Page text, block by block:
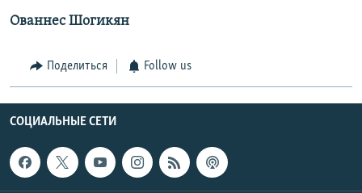
Ованнес Шогикян
Поделиться Follow us
СОЦИАЛЬНЫЕ СЕТИ